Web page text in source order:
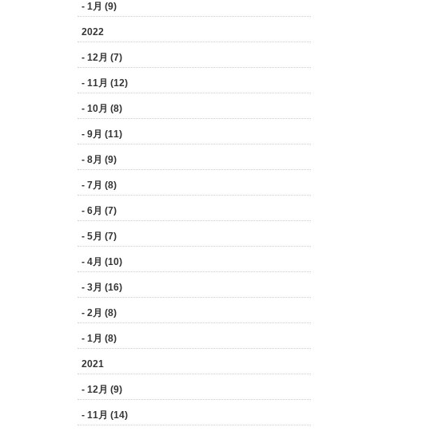
- 1月 (9)
2022
- 12月 (7)
- 11月 (12)
- 10月 (8)
- 9月 (11)
- 8月 (9)
- 7月 (8)
- 6月 (7)
- 5月 (7)
- 4月 (10)
- 3月 (16)
- 2月 (8)
- 1月 (8)
2021
- 12月 (9)
- 11月 (14)